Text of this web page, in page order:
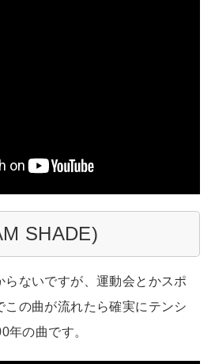
SHADE)
らないですが、運動会とかスポ
この曲が流れたら確実にテンシ
年の曲です。